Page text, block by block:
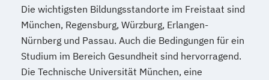
Die wichtigsten Bildungsstandorte im Freistaat sind
München, Regensburg, Würzburg, Erlangen-
Nürnberg und Passau. Auch die Bedingungen für ein
Studium im Bereich Gesundheit sind hervorragend.
Die Technische Universität München, eine